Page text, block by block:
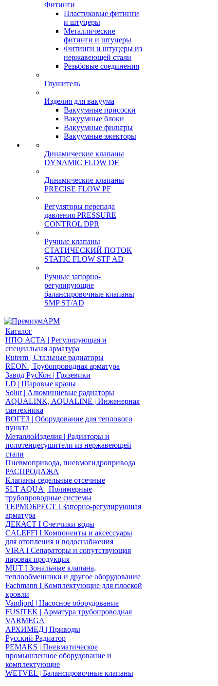
Фитинги
Пластиковые фитинги
и штуцеры
Металлические
фитинги и штуцеры
Фитинги и штуцеры из
нержавеющей стали
Резьбовые соединения
Глушитель
Изделия для вакуума
Вакуумные присоски
Вакуумные блоки
Вакуумные фильтры
Вакуумные эжекторы
Динамические клапаны
DYNAMIC FLOW DF
Динамические клапаны
PRECISE FLOW PF
Регуляторы перепада
давления PRESSURE
CONTROL DPR
Ручные клапаны
СТАТИЧЕСКИЙ ПОТОК
STATIC FLOW STF AD
Ручные запорно-
регулирующие
балансировочные клапаны
SMP ST/AD
Каталог
НПО АСТА | Регулирующая и
специальная арматура
Ruterm | Стальные радиаторы
REON | Трубопроводная арматура
Завод РусКон | Грязевики
LD | Шаровые краны
Solur | Алюминиевые радиаторы
AQUALINK, AQUALINE | Инженерная
сантехника
ВОГЕЗ | Оборудование для теплового
пункта
МеталлоИзделия | Радиаторы и
полотенцесушители из нержавеющей
стали
Пневмопривода, пневмогидропривода
РАСПРОДАЖА
Клапаны седельные отсечные
SLT AQUA | Полимерные
трубопроводные системы
ТЕРМОБРЕСТ І Запорно-регулирующая
арматура
ДЕКАСТ І Счетчики воды
CALEFFI І Компоненты и аксессуары
для отопления и водоснабжения
VIRA І Сепараторы и сопутствующая
паровая продукция
MUT І Зональные клапана,
теплообменники и другое оборудование
Fachmann І Комплектующие для плоской
кровли
Vandjord | Насосное оборудование
FUSITEK | Арматура трубопроводная
VARMEGA
АРХИМЕД | Приводы
Русский Радиатор
PEMAKS | Пневматическое
промышленное оборудование и
комплектующие
WETVEL | Балансировочные клапаны